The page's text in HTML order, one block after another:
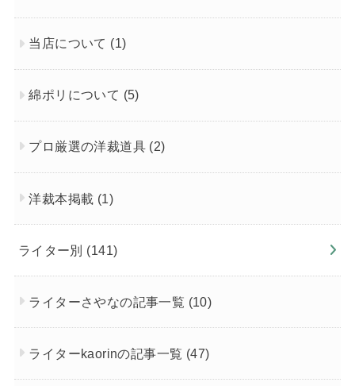
当店について (1)
綿ポリについて (5)
プロ厳選の洋裁道具 (2)
洋裁本掲載 (1)
ライター別 (141)
ライターさやなの記事一覧 (10)
ライターkaorinの記事一覧 (47)